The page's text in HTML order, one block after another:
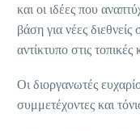
και οι ιδέες που
βάση για νέες
αντίκτυπο στις τοπικές
Οι διοργανωτές
συμμετέχοντες και